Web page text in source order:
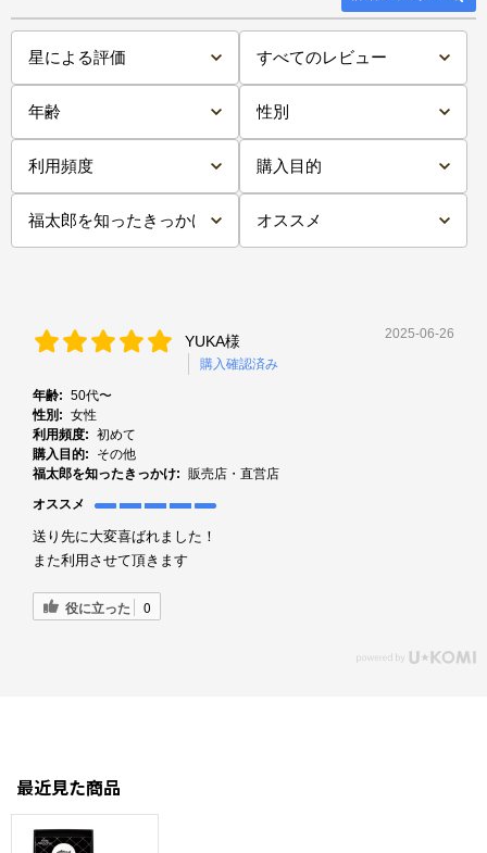
YUKA様
購入確認済み
2025-06-26
年齢: 50代〜
性別: 女性
利用頻度: 初めて
購入目的:
その他
福太郎を知ったきっかけ: 販売店・直営店
オススメ
送り先に大変喜ばれました！
また利用させて頂きます
役に立った 0
最近見た商品